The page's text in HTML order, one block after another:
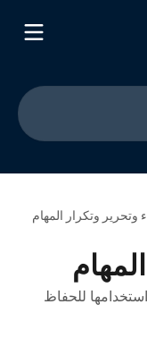
وتحرير وتكرار المهام
للحفاظ